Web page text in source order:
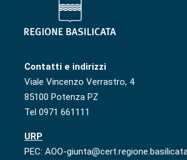
Contatti e indirizzi
Viale Vincenzo Verrastro, 4
85100 Potenza PZ
Tel 0971 661111
URP
PEC: AOO-